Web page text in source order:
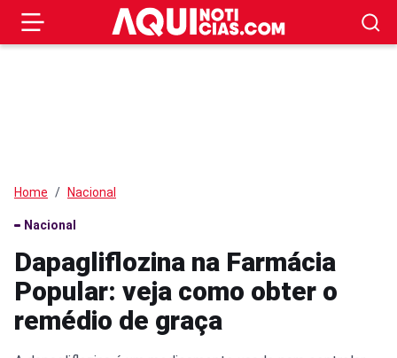
Home Nacional
Nacional
Dapagliflozina na Farmácia
Popular: veja como obter o
remédio de graça